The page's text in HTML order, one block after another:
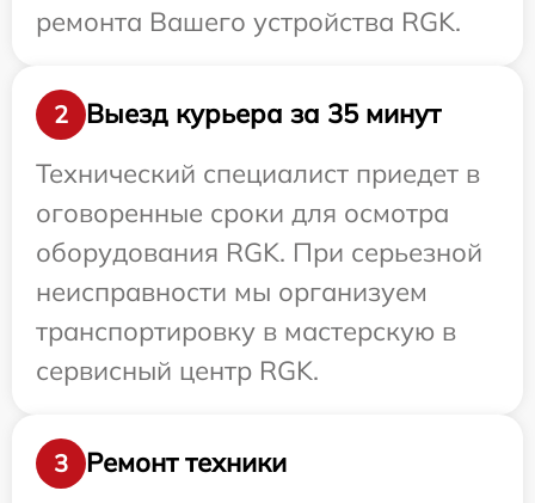
ремонта Вашего устройства RGK.
2
Выезд курьера за 35 минут
Технический специалист приедет в
оговоренные сроки для осмотра
оборудования RGK. При серьезной
неисправности мы организуем
транспортировку в мастерскую в
сервисный центр RGK.
3
Ремонт техники